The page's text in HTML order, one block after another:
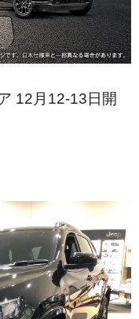
12月12-13日開